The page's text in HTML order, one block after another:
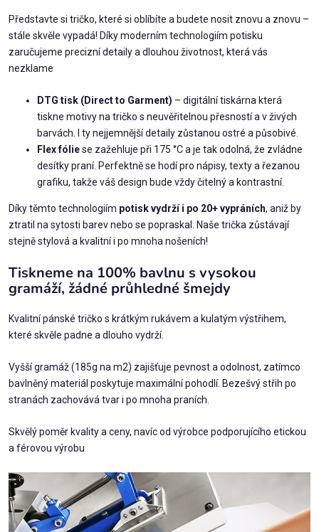
Představte si tričko, které si oblíbíte a budete nosit znovu a znovu –
stále skvěle vypadá! Díky moderním technologiím potisku
zaručujeme precizní detaily a dlouhou životnost, která vás
nezklame
DTG tisk (Direct to Garment) – digitální tiskárna která
tiskne motivy na tričko s neuvěřitelnou přesností a v živých
barvách. I ty nejjemnější detaily zůstanou ostré a působivé.
Flex fóliese zažehluje při 175 °C a je tak odolná, že zvládne
desítky praní. Perfektně se hodí pro nápisy, texty a řezanou
grafiku, takže váš design bude vždy čitelný a kontrastní.
Díky těmto technologiím potisk vydrží i po 20+ vypráních, aniž by
ztratil na sytosti barev nebo se popraskal. Naše trička zůstávají
stejně stylová a kvalitní i po mnoha nošeních!
Tiskneme na 100% bavlnu s vysokou
gramáží, žádné průhledné šmejdy
Kvalitní pánské tričko s krátkým rukávem a kulatým výstřihem,
které skvěle padne a dlouho vydrží.
Vyšší gramáž (185g na m2) zajišťuje pevnost a odolnost, zatímco
bavlněný materiál poskytuje maximální pohodlí. Bezešvý střih po
stranách zachovává tvar i po mnoha praních.
Skvělý poměr kvality a ceny, navíc od výrobce podporujícího etickou
a férovou výrobu